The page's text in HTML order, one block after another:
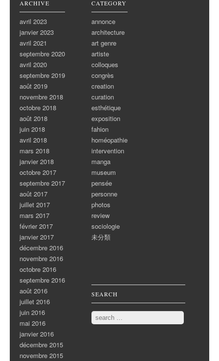
ARCHIVE
avril 2023
janvier 2023
avril 2021
septembre 2020
avril 2020
septembre 2019
août 2019
novembre 2018
octobre 2018
août 2018
juin 2018
avril 2018
mars 2018
janvier 2018
octobre 2017
septembre 2017
août 2017
juillet 2017
mars 2017
février 2017
janvier 2017
décembre 2016
novembre 2016
octobre 2016
septembre 2016
août 2016
juillet 2016
juin 2016
mai 2016
janvier 2016
décembre 2015
novembre 2015
CATEGORY
annonce
architecture
art genre
artiste
colloques
congrès
creation
curation
esthétique
exposition
fahion
homéopathie
intervention
manga
museum
pensée
personne
photos
review
sociologie
未分類
SEARCH
Search